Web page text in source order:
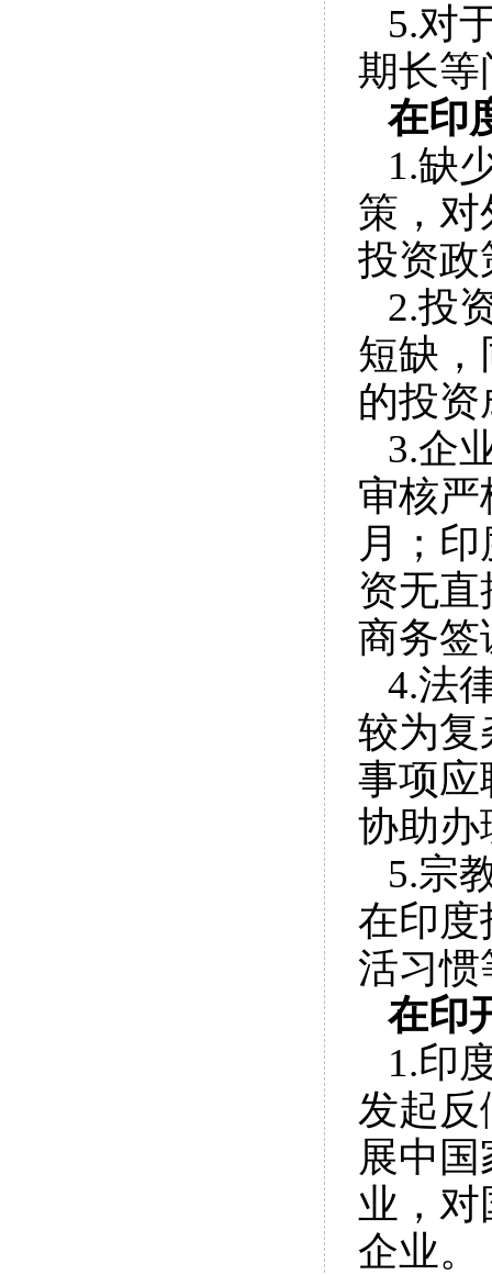
5.对
期长等
在印
1.缺
策，对
投资政
2.投
短缺，
的投
3.企
审核严
月；
资无
商务签
4.法
较为复
事项应
协助办
5.宗
在印度
活习惯
在印
1.印
发起反
展中
业，
企业。